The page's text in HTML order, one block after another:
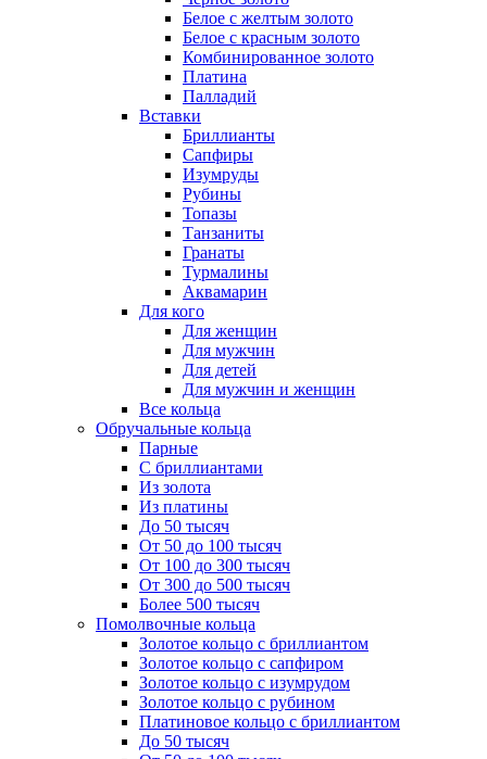
Белое с желтым золото
Белое с красным золото
Комбинированное золото
Платина
Палладий
Вставки
Бриллианты
Сапфиры
Изумруды
Рубины
Топазы
Танзаниты
Гранаты
Турмалины
Аквамарин
Для кого
Для женщин
Для мужчин
Для детей
Для мужчин и женщин
Все кольца
Обручальные кольца
Парные
С бриллиантами
Из золота
Из платины
До 50 тысяч
От 50 до 100 тысяч
От 100 до 300 тысяч
От 300 до 500 тысяч
Более 500 тысяч
Помолвочные кольца
Золотое кольцо с бриллиантом
Золотое кольцо с сапфиром
Золотое кольцо с изумрудом
Золотое кольцо с рубином
Платиновое кольцо с бриллиантом
До 50 тысяч